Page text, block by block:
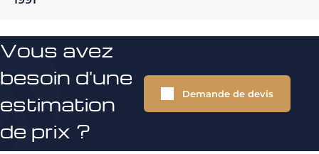
Vous avez
besoin d'une
estimation
de prix ?
Demande de devis